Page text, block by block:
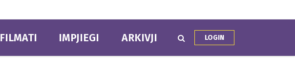
FILMATI IMPJIEGI ARKIVJI LOGIN